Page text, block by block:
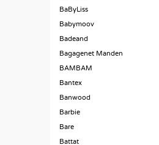
BaByLiss
Babymoov
Badeand
Bagagenet Manden
BAMBAM
Bantex
Banwood
Barbie
Bare
Battat